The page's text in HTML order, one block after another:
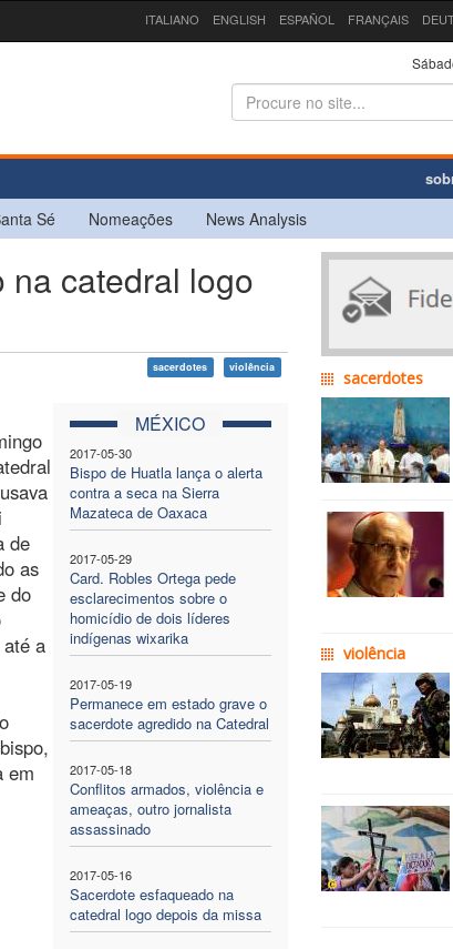
ITALIANO ENGLISH ESPAÑOL FRANÇAIS
Sé Nomeações News Analysis
na catedral logo
sacerdotes violência
MÉXICO
2017-05-30
Bispo de Huatla lança o alerta
contra a seca na Sierra
Mazateca de Oaxaca
2017-05-29
Card. Robles Ortega pede
esclarecimentos sobre o
homicídio de dois líderes
indígenas wixarika
2017-05-19
Permanece em estado grave o
sacerdote agredido na Catedral
2017-05-18
Conflitos armados, violência e
ameaças, outro jornalista
assassinado
2017-05-16
Sacerdote esfaqueado na
catedral logo depois da missa
de
as
do
a
em
sacerdotes
violência